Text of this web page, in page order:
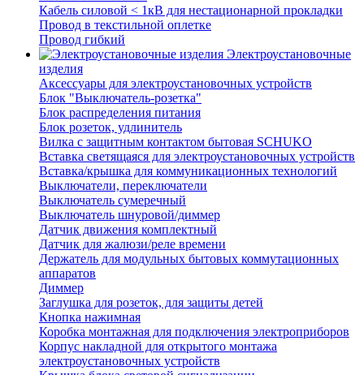
Кабель силовой < 1кВ для нестационарной прокладки
Провод в текстильной оплетке
Провод гибкий
Электроустановочные
изделия
Аксессуары для электроустановочных устройств
Блок "Выключатель-розетка"
Блок распределения питания
Блок розеток, удлинитель
Вилка с защитным контактом бытовая SCHUKO
Вставка светящаяся для электроустановочных устройств
Вставка/крышка для коммуникационных технологий
Выключатели, переключатели
Выключатель сумеречный
Выключатель шнуровой/диммер
Датчик движения комплектный
Датчик для жалюзи/реле времени
Держатель для модульных бытовых коммутационных
аппаратов
Диммер
Заглушка для розеток, для защиты детей
Кнопка нажимная
Коробка монтажная для подключения электроприборов
Корпус накладной для открытого монтажа
электроустановочных устройств